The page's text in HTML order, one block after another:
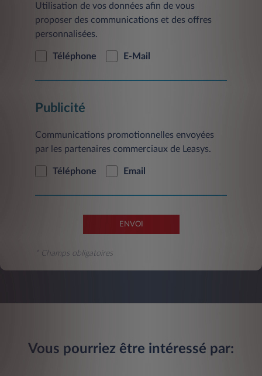
vous pouvez le faire à tout moment, sans frais,
en adressant votre demande à l’adresse mail
suivante: contact@leasys.com
postal à l’adresse suivante: Leasys France-
Utilisation de vos données afin de vous
proposer des communications et des offres
personnalisées.
Téléphone E-Mail
Publicité
Communications promotionnelles envoyées
par les partenaires commerciaux de Leasys.
Téléphone Email
ENVOI
* Champs obligatoires
Vous pourriez être intéressé par: